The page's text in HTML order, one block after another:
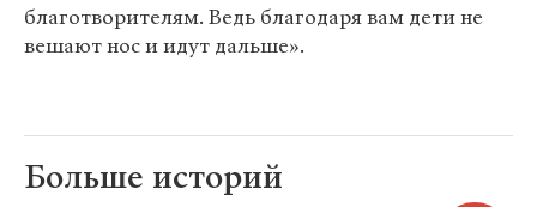
благотворителям. Ведь благодаря вам дети не
вешают нос и идут дальше».
Больше историй